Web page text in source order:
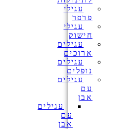
עגילי
פרפר
עגילי
חישוק
עגילים
ארוכים
עגילים
נופלים
עגילים
עם
אבן
עגילים
עם
אבן